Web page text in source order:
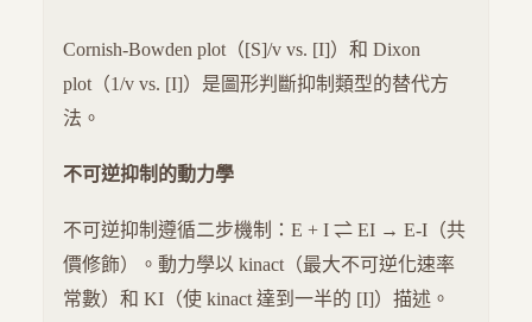
Cornish-Bowden plot（[S]/v vs. [I]）和 Dixon
plot（1/v vs. [I]）是圖形判斷抑制類型的替代方
法。
不可逆抑制的動力學
不可逆抑制遵循二步機制：E + I ⇌ EI → E-I（共
價修飾）。動力學以 kinact（最大不可逆化速率
常數）和 KI（使 kinact 達到一半的 [I]）描述。